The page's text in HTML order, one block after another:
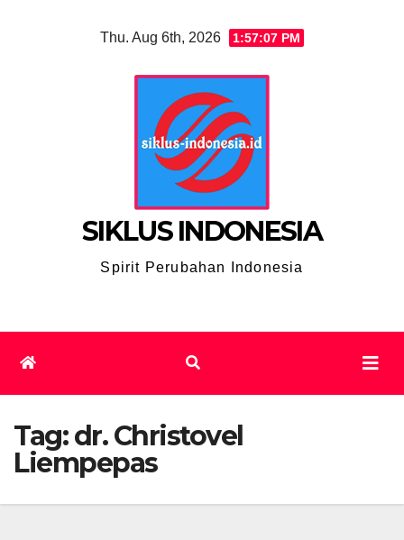
Thu. Aug 6th, 2026 1:57:08 PM
SIKLUS INDONESIA
Spirit Perubahan Indonesia
Tag:dr. Christovel
Liempepas